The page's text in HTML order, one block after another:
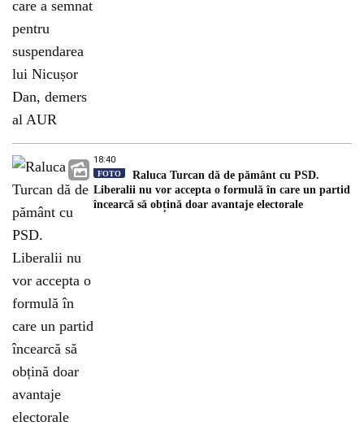
18:40
FOTO
Raluca Turcan dă de pământ cu PSD.
Liberalii nu vor accepta o formulă în care un partid
încearcă să obțină doar avantaje electorale